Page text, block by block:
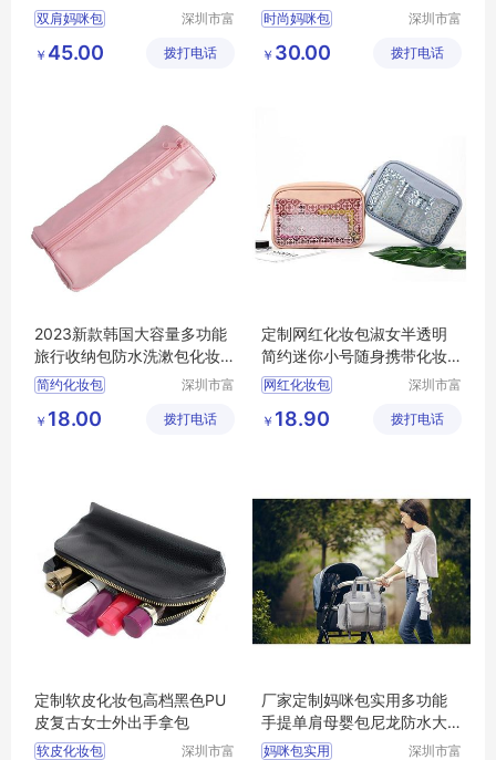
牛津布防水妈咪包
双肩妈咪包
深圳市富
限公司
￥ 45.00 拨打电话
包尿布背包 来图设计卡通风
格
时尚妈咪包
深圳市富
限公司
￥ 30.00 拨打电话
2023新款韩国大容量多功能
旅行收纳包防水洗漱包化妆
包
简约化妆包
深圳市富
限公司
￥ 18.00 拨打电话
定制网红化妆包淑女半透明
简约迷你小号随身携带化妆
包韩版洗漱包收纳包
网红化妆包
深圳市富
限公司
￥ 18.90 拨打电话
定制软皮化妆包高档黑色PU
皮复古女士外出手拿包
软皮化妆包
深圳市富
厂家定制妈咪包实用多功能
手提单肩母婴包尼龙防水大
容量外出妈妈包
妈咪包实用
深圳市富